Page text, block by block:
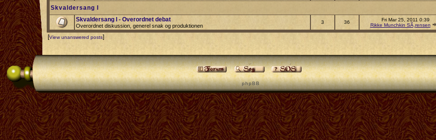
Skvaldersang I
Skvaldersang I - Overordnet debat
Overordnet diskussion, generel snak og produktionen
3 36
Fri Mar 25, 2011 0:39
Rikke Munchkin SÃ¸rensen
[View unanswered posts]
p h p B B